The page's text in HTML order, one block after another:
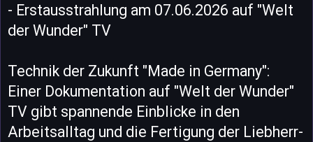
- Erstausstrahlung am 07.06.2026 auf "Welt
der Wunder" TV
Technik der Zukunft "Made in Germany":
Einer Dokumentation auf "Welt der Wunder"
TV gibt spannende Einblicke in den
Arbeitsalltag und die Fertigung der Liebherr-